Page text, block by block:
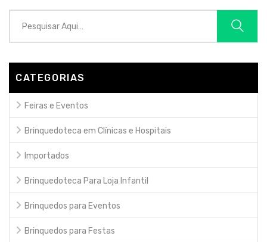
CATEGORIAS
Feiras e Eventos
Brinquedoteca em Clínicas e Hospitais
Importados
Brinquedoteca Para Loja Infantil
Brinquedos para Eventos
Brinquedos para Festas